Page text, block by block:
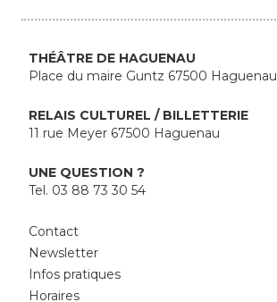
THÉÂTRE DE HAGUENAU
Place du maire Guntz 67500 Haguenau
RELAIS CULTUREL / BILLETTERIE
11 rue Meyer 67500 Haguenau
UNE QUESTION ?
Tel. 03 88 73 30 54
Contact
Newsletter
Infos pratiques
Horaires
r
d
e
s
n
o
e
s